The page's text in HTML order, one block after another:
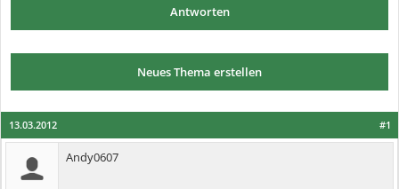
Antworten
Neues Thema erstellen
#1
13.03.2012
Andy0607